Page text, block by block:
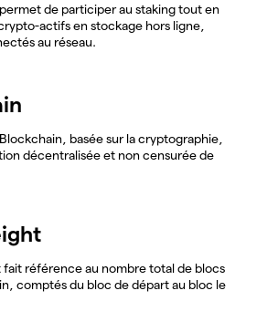
de participer au staking tout en
actifs en stockage hors ligne,
au réseau.
basée sur la cryptographie,
décentralisée et non censurée de
fait référence au nombre total de blocs
comptés du bloc de départ au bloc le